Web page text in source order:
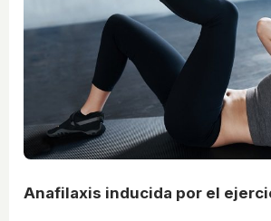
Anafilaxis inducida por el